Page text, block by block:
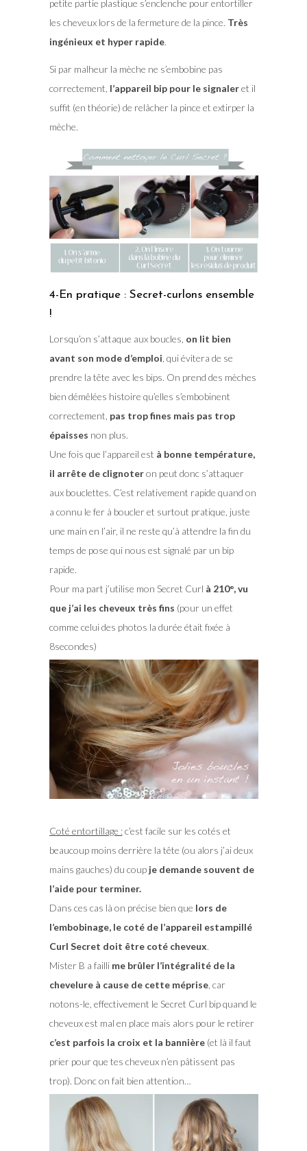
petite partie plastique s’enclenche pour entortiller
les cheveux lors de la fermeture de la pince. Très
ingénieux et hyper rapide.
Si par malheur la mèche ne s’embobine pas
correctement, l’appareil bip pour le signaleret il
suffit (en théorie) de relâcher la pince et extirper la
mèche.
4-En pratique : Secret-curlons ensemble
!
Lorsqu’on s’attaque aux boucles, on lit bien
avant son mode d’emploi , qui évitera de se
prendre la tête avec les bips. On prend des mèches
bien démêlées histoire qu’elles s’embobinent
correctement, pas trop fines mais pas trop
épaisses non plus.
Une fois que l’appareil est à bonne température,
il arrête de clignoteron peut donc s’attaquer
aux bouclettes. C’est relativement rapide quand on
a connu le fer à boucler et surtout pratique, juste
une main en l’air, il ne reste qu’à attendre la fin du
temps de pose qui nous est signalé par un bip
rapide.
Pour ma part j’utilise mon Secret Curl à 210°, vu
que j’ai les cheveux très fins (pour un effet
comme celui des photos la durée était fixée à
8secondes)
Coté entortillage :c’est facile sur les cotés et
beaucoup moins derrière la tête (ou alors j’ai deux
mains gauches) du coup je demande souvent de
l’aide pour terminer.
Dans ces cas là on précise bien que lors de
l’embobinage, le coté de l’appareil estampillé
Curl Secret doit être coté cheveux.
Mister B a failli me brûler l’intégralité de la
chevelure à cause de cette méprise, car
notons-le, effectivement le Secret Curl bip quand le
cheveux est mal en place mais alors pour le retirer
c’est parfois la croix et la bannière(et là il faut
prier pour que tes cheveux n’en pâtissent pas
trop). Donc on fait bien attention…